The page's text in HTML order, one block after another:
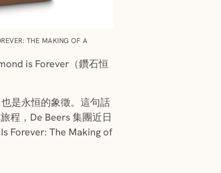
THE MAKING OF A
is Forever（鑽石恒
是永恒的象徵。這句話
程，De Beers 集團近日
Forever: The Making of